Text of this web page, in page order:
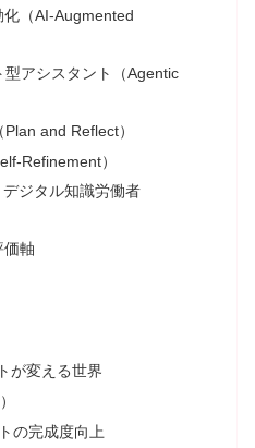
（AI-Augmented
アシスタント（Agentic
and Reflect）
Refinement）
ジタル知識労働者
価軸
が変える世界
の完成度向上